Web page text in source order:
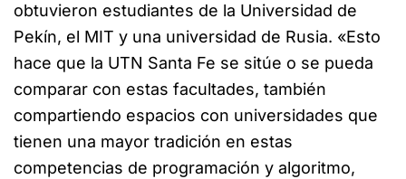
obtuvieron estudiantes de la Universidad de
Pekín, el MIT y una universidad de Rusia. «Esto
hace que la UTN Santa Fe se sitúe o se pueda
comparar con estas facultades, también
compartiendo espacios con universidades que
tienen una mayor tradición en estas
competencias de programación y algoritmo,